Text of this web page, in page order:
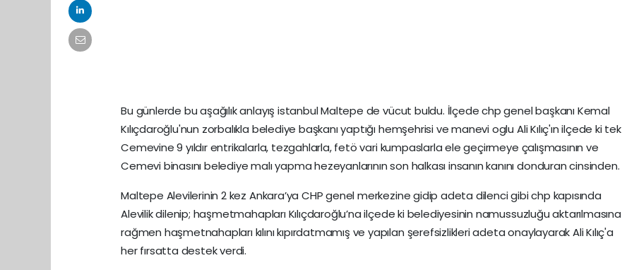
Bu günlerde bu aşağılık anlayış istanbul Maltepe de vücut buldu. İlçede chp genel başkanı Kemal
Kılıçdaroğlu'nun zorbalıkla belediye başkanı yaptığı hemşehrisi ve manevi oglu Ali Kılıç'ın ilçede ki tek
Cemevine 9 yıldır entrikalarla, tezgahlarla, fetö vari kumpaslarla ele geçirmeye çalışmasının ve
Cemevi binasını belediye malı yapma hezeyanlarının son halkası insanın kanını donduran cinsinden.
Maltepe Alevilerinin 2 kez Ankara’ya CHP genel merkezine gidip adeta dilenci gibi chp kapısında
Alevilik dilenip; haşmetmahapları Kılıçdaroğlu’na ilçede ki belediyesinin namussuzluğu aktarılmasına
rağmen haşmetnahapları kılını kıpırdatmamış ve yapılan şerefsizlikleri adeta onaylayarak Ali Kılıç'a
her fırsatta destek verdi.